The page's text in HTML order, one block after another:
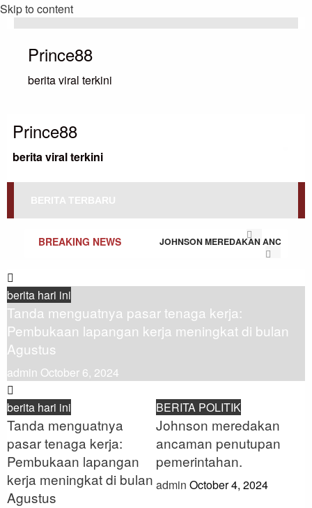
Skip to content
Prince88
berita viral terkini
Prince88
berita viral terkini
BERITA TERBARU
BREAKING NEWS JOHNSON MEREDAKAN ANCAMAN
berita hari ini
Tanda menguatnya pasar tenaga kerja:
Pembukaan lapangan kerja meningkat di bulan
Agustus
admin October 6, 2024
berita hari ini
Tanda menguatnya
pasar tenaga kerja:
Pembukaan lapangan
kerja meningkat di bulan
Agustus
BERITA POLITIK
Johnson meredakan
ancaman penutupan
pemerintahan.
admin October 4, 2024